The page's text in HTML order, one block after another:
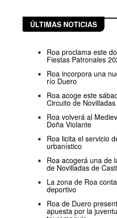
ÚLTIMAS NOTICIAS
Roa proclama este
Fiestas Patronales
Roa incorpora una
río Duero
Roa acoge este
Circuito de
Roa volverá al
Doña Violante
Roa licita el servicio
urbanístico
Roa acogerá una de
de Novilladas de
La zona de Roa
deportivo
Roa de Duero
apuesta por la